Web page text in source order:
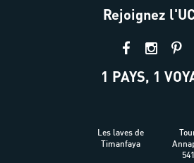
Rejoignez
1 PAYS, 1
Les laves de
Timanfaya